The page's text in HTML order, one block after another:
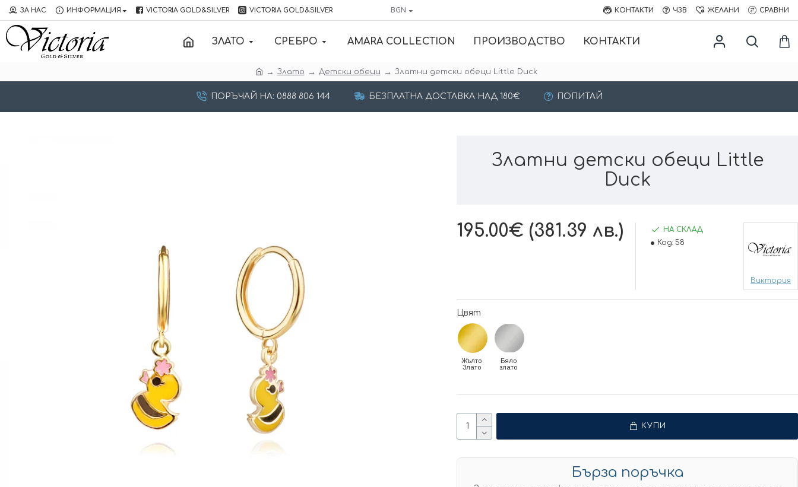
ЗА НАС ИНФОРМАЦИЯ VICTORIA GOLD&SILVER VICTORIA GOLD&SILVER BGN КОНТАКТИ ЧЗВ ЖЕЛАНИ СРАВНИ
ЗЛАТО СРЕБРО AMARA COLLECTION ПРОИЗВОДСТВО КОНТАКТИ
Злато Детски обеци Златни детски обеци Little Duck
ПОРЪЧАЙ НА: 0888 806 144 БЕЗПЛАТНА ДОСТАВКА НАД 180€ ПОПИТАЙ
Златни детски обеци Little
Duck
195.00€ (381.39 лв.)
НА СКЛАД
Код: 58
Виктория
Цвят
Жълто
Злато
Бяло
злато
КУПИ
Бърза поръчка